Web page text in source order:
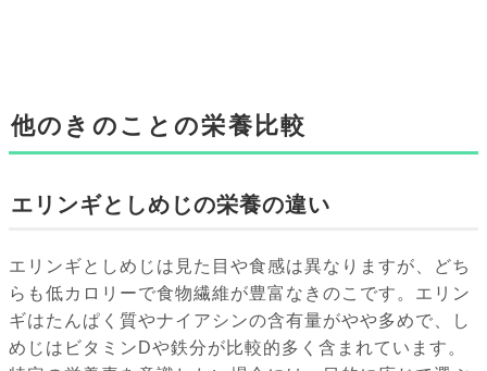
他のきのことの栄養比較
エリンギとしめじの栄養の違い
エリンギとしめじは見た目や食感は異なりますが、どち
らも低カロリーで食物繊維が豊富なきのこです。エリン
ギはたんぱく質やナイアシンの含有量がやや多めで、し
めじはビタミンDや鉄分が比較的多く含まれています。